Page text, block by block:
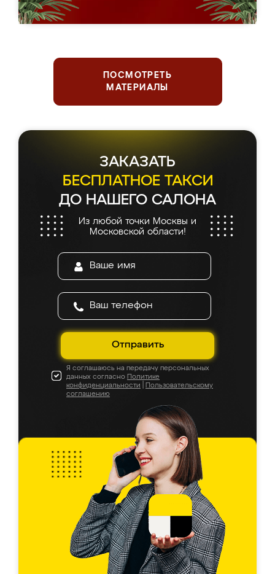
ПОСМОТРЕТЬ
МАТЕРИАЛЫ
ЗАКАЗАТЬ
БЕСПЛАТНОЕ ТАКСИ
ДО НАШЕГО САЛОНА
Из любой точки Москвы и
Московской области!
Отправить
Я соглашаюсь на передачу персональных
данных согласно Политике
конфиденциальности
Пользовательскому
соглашению